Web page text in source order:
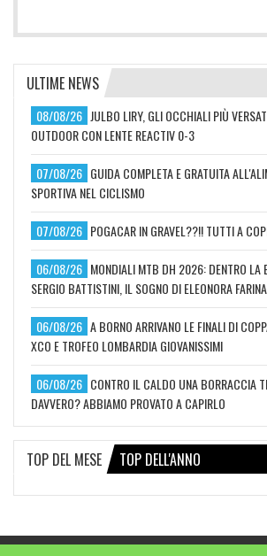
ULTIME NEWS
08/08/26 JULBO LIRY, GLI OCCHIALI PIÙ
OUTDOOR CON LENTE REACTIV 0-3
07/08/26 GUIDA COMPLETA E GRATUITA
SPORTIVA NEL CICLISMO
07/08/26 POGACAR IN GRAVEL??!! TUTTI A
06/08/26 MONDIALI MTB DH 2026: DENTRO LA
SERGIO BATTISTINI, IL SOGNO DI ELEONORA FARINA
06/08/26 A BORNO ARRIVANO LE FINALI DI
XCO E TROFEO LOMBARDIA GIOVANISSIMI
06/08/26 CONTRO IL CALDO UNA BORRACCIA
DAVVERO? ABBIAMO PROVATO A CAPIRLO
TOP DEL MESE TOP DELL'ANNO